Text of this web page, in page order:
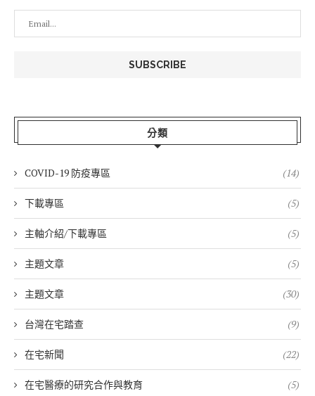
分類
COVID-19 防疫專區 (14)
下載專區 (5)
主軸介紹/下載專區 (5)
主題文章 (5)
主題文章 (30)
台灣在宅踏查 (9)
在宅新聞 (22)
在宅醫療的研究合作與教育 (5)